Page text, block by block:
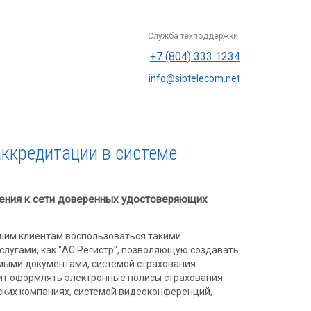
Служба техподдержки:
+7 (804) 333 1234
info@sibtelecom.net
в системе
к сети доверенных удостоверяющих
клиентам воспользоваться такими
как "АС Регистр", позволяющую создавать
документами, системой страхования
оформлять электронные полисы страхования
компаниях, системой видеоконференций,